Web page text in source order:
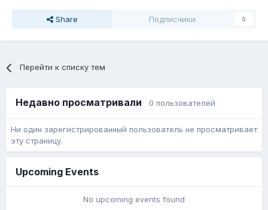
Share Подписчики 0
Перейти к списку тем
Недавно просматривали 0 пользователей
Ни один зарегистрированный пользователь не просматривает
эту страницу.
Upcoming Events
No upcoming events found